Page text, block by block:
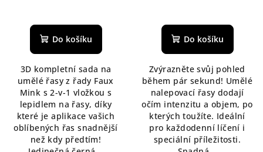
hodnocení
produktu
z
5
hvězdiček.
Do košíku
3D kompletní sada na
umělé řasy z řady Faux
Mink s 2-v-1 vložkou s
lepidlem na řasy, díky
které je aplikace vašich
oblíbených řas snadnější
než kdy předtím!
Do košíku
Zvýrazněte svůj pohled
během pár sekund! Umělé
nalepovací řasy dodají
očím intenzitu a objem, po
kterých toužíte. Ideální
pro každodenní líčení i
speciální příležitosti.